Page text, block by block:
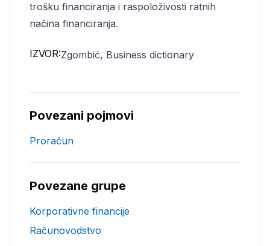
trošku financiranja i raspoloživosti ratnih
načina financiranja.
IZVOR:Zgombić, Business dictionary
Povezani pojmovi
Proračun
Povezane grupe
Korporativne financije
Računovodstvo